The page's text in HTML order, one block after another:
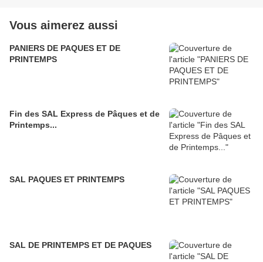
Vous aimerez aussi
PANIERS DE PAQUES ET DE
PRINTEMPS
Fin des SAL Express de Pâques et de
Printemps...
SAL PAQUES ET PRINTEMPS
SAL DE PRINTEMPS ET DE PAQUES